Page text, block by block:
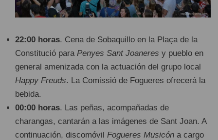
22:00 horas. Cena de Sobaquillo en la Plaça de la
Constitució para Penyes Sant Joaneres y pueblo en
general amenizada con la actuación del grupo local
Happy Freuds. La Comissió de Fogueres ofrecerá la
bebida.
00:00 horas. Las peñas, acompañadas de
charangas, cantarán a las imágenes de Sant Joan. A
continuación, discomóvil Fogueres Musicón a cargo